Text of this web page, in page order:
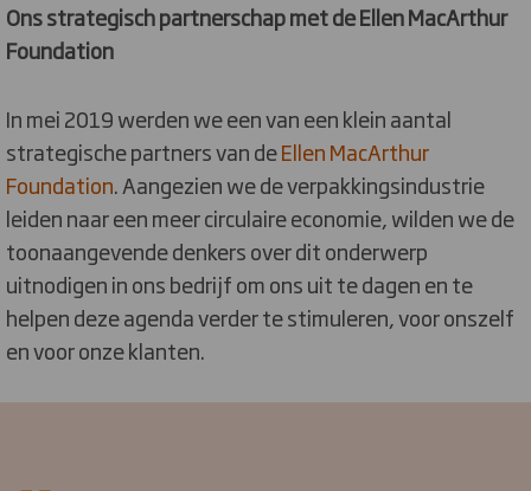
Ons strategisch partnerschap met de Ellen MacArthur
Foundation
In mei 2019 werden we een van een klein aantal
strategische partners van deEllen MacArthur
Foundation. Aangezien we de verpakkingsindustrie
leiden naar een meer circulaire economie, wilden we de
toonaangevende denkers over dit onderwerp
uitnodigen in ons bedrijf om ons uit te dagen en te
helpen deze agenda verder te stimuleren, voor onszelf
en voor onze klanten.